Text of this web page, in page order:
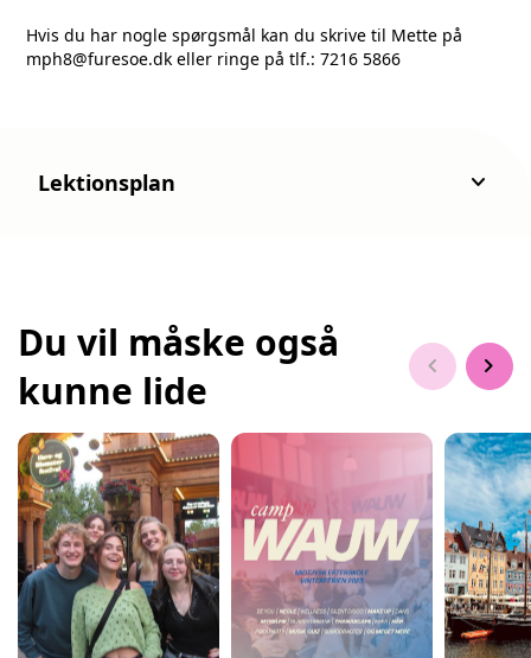
Hvis du har nogle spørgsmål kan du skrive til Mette på
mph8@furesoe.dk eller ringe på tlf.: 7216 5866
Lektionsplan keyboard_arrow_down
Du vil måske også
kunne lide
chevron_left chevron_right